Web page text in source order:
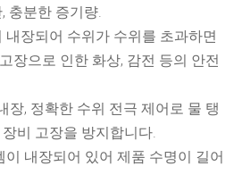
충분한 증기량.
내장되어 수위가 수위를 초과하면
장으로 인한 화상, 감전 등의 안전
장, 정확한 수위 전극 제어로 물 탱
비 고장을 방지합니다.
이 내장되어 있어 제품 수명이 길어